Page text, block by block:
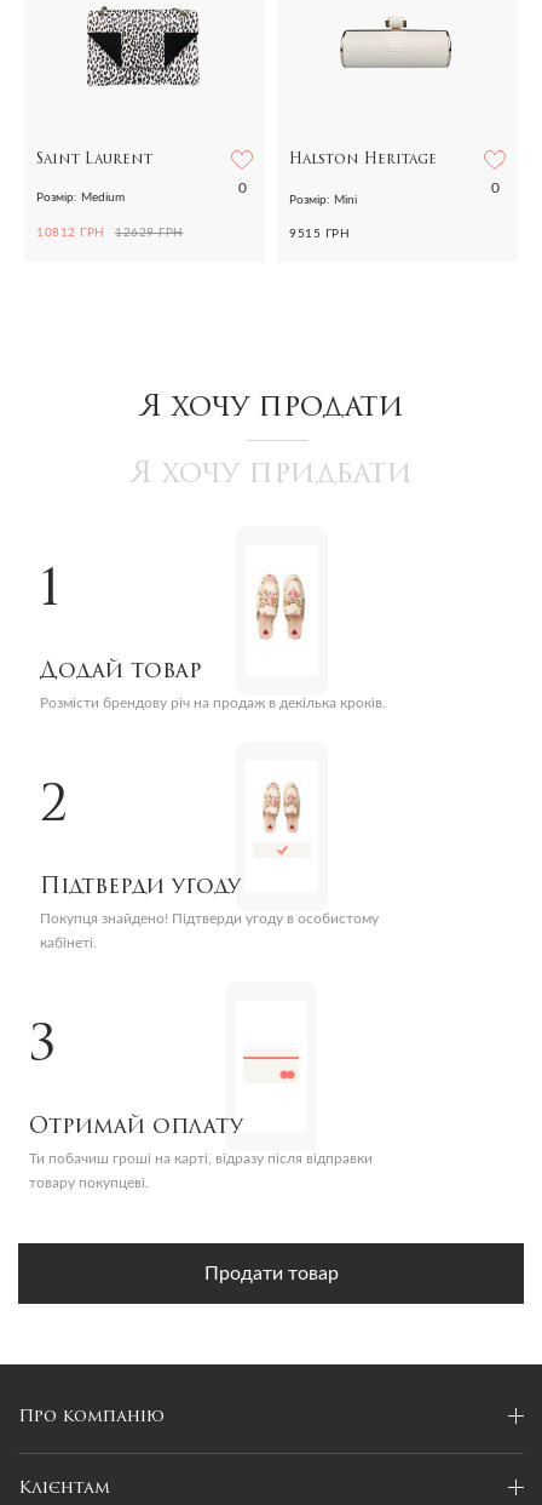
Saint Laurent
0
Розмір: Medium
10812 ГРН 12629 ГРН
Halston Heritage
0
Розмір: Mini
9515 ГРН
Я хочу продати
Я хочу придбати
1
Додай товар
Розмісти брендову річ на продаж в декілька кроків.
2
Підтверди угоду
Покупця знайдено! Підтверди угоду в особистому
кабінеті.
3
Отримай оплату
Ти побачиш гроші на карті, відразу після відправки
товару покупцеві.
Продати товар
Про компанію
Клієнтам